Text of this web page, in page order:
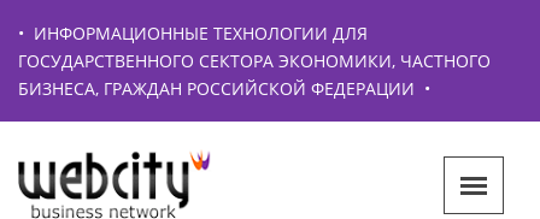
• ИНФОРМАЦИОННЫЕ ТЕХНОЛОГИИ ДЛЯ
ГОСУДАРСТВЕННОГО СЕКТОРА ЭКОНОМИКИ, ЧАСТНОГО
БИЗНЕСА, ГРАЖДАН РОССИЙСКОЙ ФЕДЕРАЦИИ •